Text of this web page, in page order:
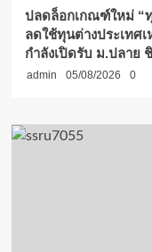
ปลดล็อกเกณฑ์ใหม่ “
ลดใช้ทุนต่างประเทศ
กำลังเปิดรับ ม.ปลาย
admin 05/08/2026 0